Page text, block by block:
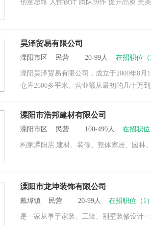
创意思维 人性设计 团队协作 提升品质 完
昊泽贸易有限公司
溧阳市区 民营 20-99人 在招职位（
溧阳昊泽贸易有限公司，成立于2000年8
仓库2600多平米。营业额从最初的几十万
溧阳市浩邦建材有限公司
溧阳市区 民营 100-499人 在招职
构家溧阳店 建材、装修、整体家居、园林
溧阳市龙坤装饰有限公司
戴埠镇 民营 20-99人 在招职位（1
是一家从事于家装、工装、别墅装修设计